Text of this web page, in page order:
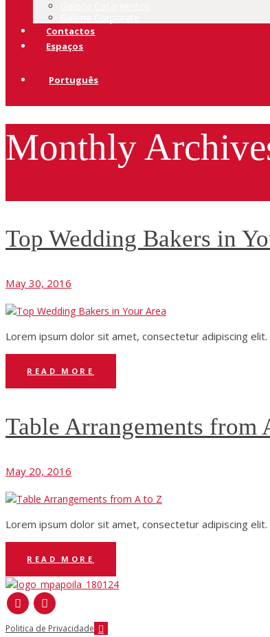
Contactos
Espaços
Português
Monthly
Top Wedding Bakers in
May 30, 2016
Lorem ipsum dolor sit amet, consectetur adipiscing
READ MORE
Table Arrangements from
May 20, 2016
Lorem ipsum dolor sit amet, consectetur adipiscing
READ MORE
Politica de Privacidade